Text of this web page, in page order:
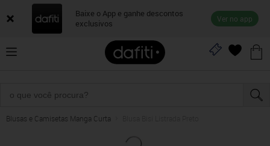
Baixe o App e ganhe descontos
exclusivos
Ver no app
Blusas e Camisetas Manga Curta